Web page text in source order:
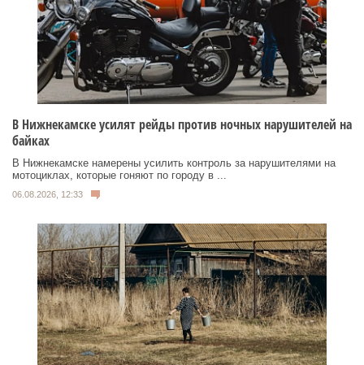
В Нижнекамске усилят рейды против ночных нарушителей на
байках
В Нижнекамске намерены усилить контроль за нарушителями на
мотоциклах, которые гоняют по городу в ...
06.08.2026, 12:33